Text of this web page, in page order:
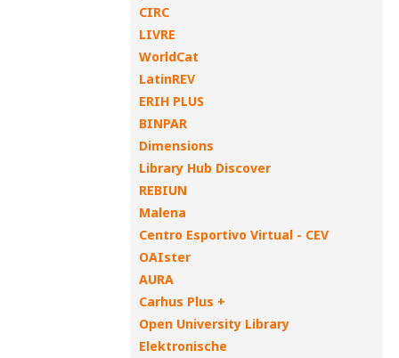
CIRC
LIVRE
WorldCat
LatinREV
ERIH PLUS
BINPAR
Dimensions
Library Hub Discover
REBIUN
Malena
Centro Esportivo Virtual - CEV
OAIster
AURA
Carhus Plus +
Open University Library
Elektronische